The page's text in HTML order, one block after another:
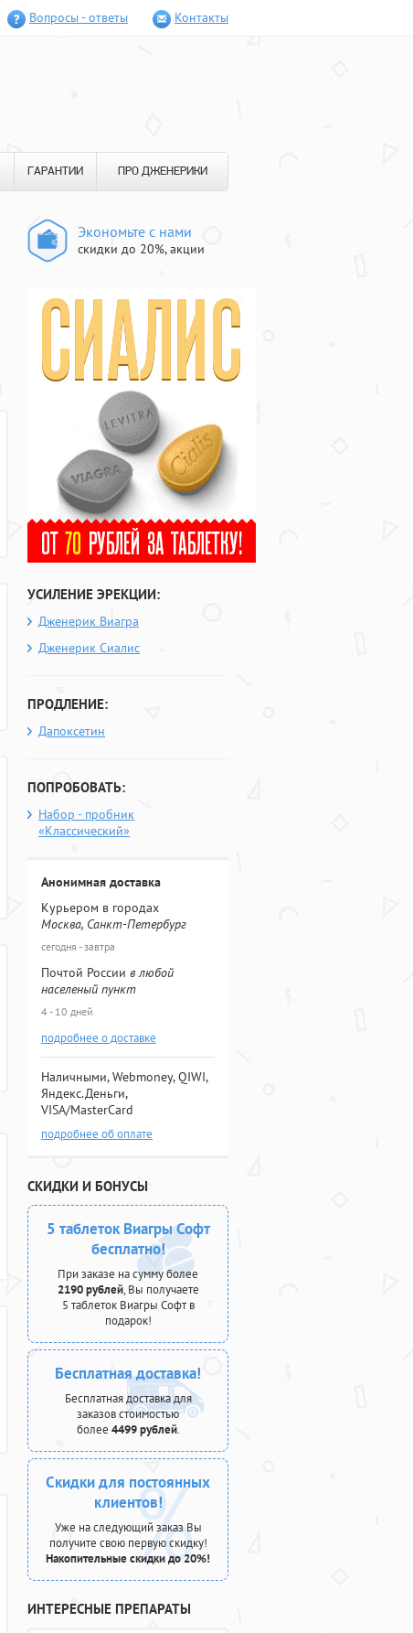
Вопросы - ответы Контакты
ГАРАНТИИ ПРО ДЖЕНЕРИКИ
Экономьте с нами
скидки до 20%, акции
УСИЛЕНИЕ ЭРЕКЦИИ:
Дженерик Виагра
Дженерик Сиалис
ПРОДЛЕНИЕ:
Дапоксетин
ПОПРОБОВАТЬ:
Набор - пробник
«Классический»
Анонимная доставка
Курьером в городах
Москва, Санкт-Петербург
сегодня - завтра
Почтой России в любой
населеный пункт
4 - 10 дней
подробнее о доставке
Наличными, Webmoney, QIWI,
Яндекс.Деньги,
VISA/MasterCard
подробнее об оплате
СКИДКИ И БОНУСЫ
5 таблеток Виагры Софт
бесплатно!
При заказе на сумму более
2190 рублей, Вы получаете
5 таблеток Виагры Софт в
подарок!
Бесплатная доставка!
Бесплатная доставка для
заказов стоимостью
более 4499 рублей.
Скидки для постоянных
клиентов!
Уже на следующий заказ Вы
получите свою первую скидку!
Накопительные скидки до 20%!
ИНТЕРЕСНЫЕ ПРЕПАРАТЫ